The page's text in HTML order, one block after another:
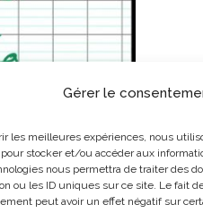
Gérer le
les meilleures expériences, nous
stocker et/ou accéder aux
nous permettra de traiter des
ou les ID uniques sur ce site. Le fait
peut avoir un effet négatif sur